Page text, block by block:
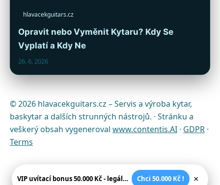
hlavacekguitars.cz
Opravit nebo Vyměnit Kytaru? Kdy Se
Vyplatí a Kdy Ne
26. 6. 2026
© 2026 hlavacekguitars.cz – Servis a výroba kytar,
baskytar a dalších strunných nástrojů. · Stránku a
veškerý obsah vygeneroval www.contentis.AI · GDPR ·
Terms
VIP uvítací bonus 50.000 Kč - legální české kasíno Chci 50.000 Kč ! ×